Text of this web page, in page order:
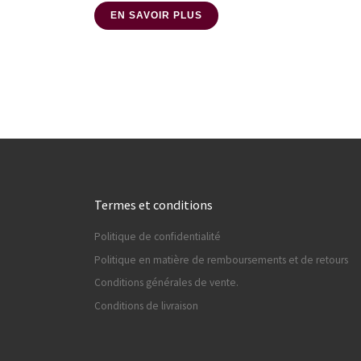
EN SAVOIR PLUS
Termes et conditions
Politique de confidentialité
Politique en matière de remboursements et de retours
Conditions générales de vente.
Conditions de livraison